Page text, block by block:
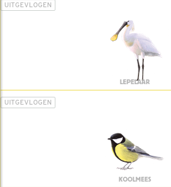
UITGEVLOGEN
LEPELAAR
UITGEVLOGEN
KOOLMEES